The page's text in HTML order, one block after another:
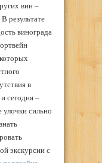
вин –
результате
винограда
в
сегодня –
сильно
экскурсии с